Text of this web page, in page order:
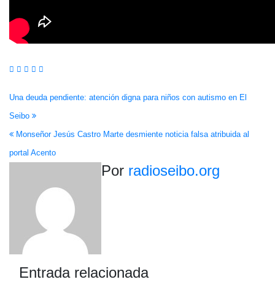
Navegación
de
entradas
Una deuda pendiente: atención digna para niños con autismo en El
Seibo
Monseñor Jesús Castro Marte desmiente noticia falsa atribuida al
portal Acento
Por radioseibo.org
Entrada relacionada